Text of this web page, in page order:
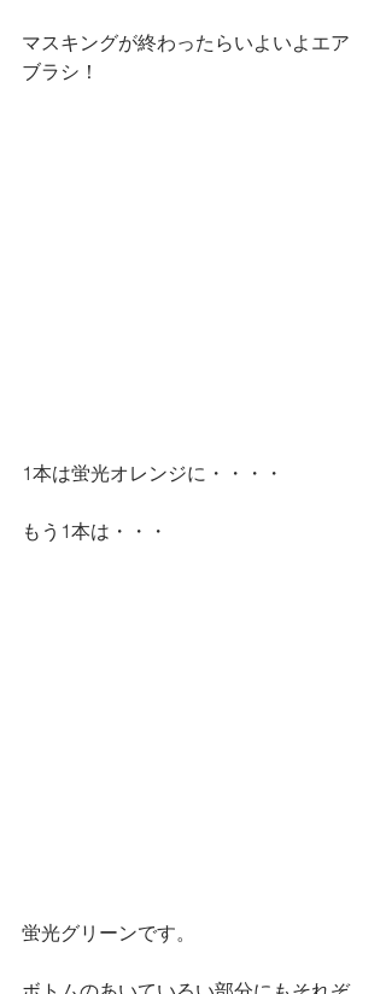
マスキングが終わったらいよいよエア
ブラシ！
1本は蛍光オレンジに・・・・
もう1本は・・・
蛍光グリーンです。